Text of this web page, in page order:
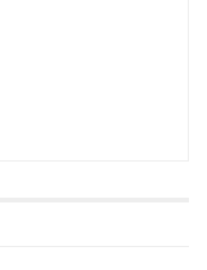
putri setelah
tapi